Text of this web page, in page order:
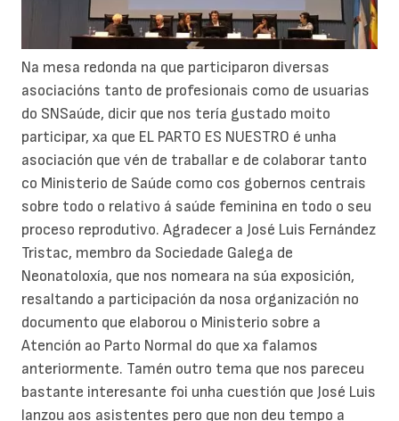
Na mesa redonda na que participaron diversas
asociacións tanto de profesionais como de usuarias
do SNSaúde, dicir que nos tería gustado moito
participar, xa que EL PARTO ES NUESTRO é unha
asociación que vén de traballar e de colaborar tanto
co Ministerio de Saúde como cos gobernos centrais
sobre todo o relativo á saúde feminina en todo o seu
proceso reprodutivo. Agradecer a José Luis Fernández
Tristac, membro da Sociedade Galega de
Neonatoloxía, que nos nomeara na súa exposición,
resaltando a participación da nosa organización no
documento que elaborou o Ministerio sobre a
Atención ao Parto Normal do que xa falamos
anteriormente. Tamén outro tema que nos pareceu
bastante interesante foi unha cuestión que José Luis
lanzou aos asistentes pero que non deu tempo a